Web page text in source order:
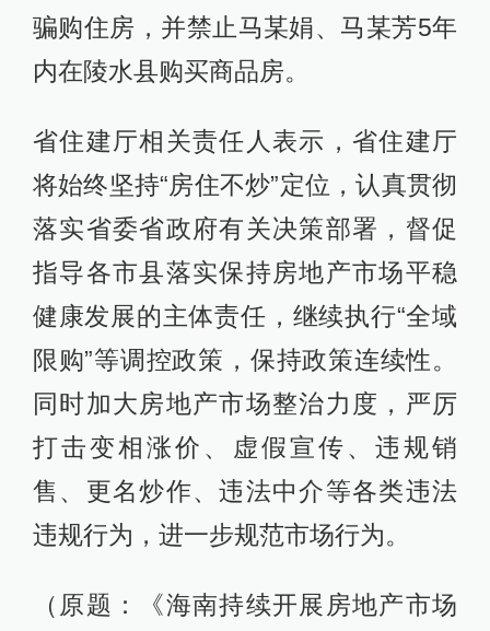
骗购住房，并禁止马某娟、马某芳5年
内在陵水县购买商品房。
省住建厅相关责任人表示，省住建厅
将始终坚持“房住不炒”定位，认真贯彻
落实省委省政府有关决策部署，督促
指导各市县落实保持房地产市场平稳
健康发展的主体责任，继续执行“全域
限购”等调控政策，保持政策连续性。
同时加大房地产市场整治力度，严厉
打击变相涨价、虚假宣传、违规销
售、更名炒作、违法中介等各类违法
违规行为，进一步规范市场行为。
（原题：《海南持续开展房地产市场